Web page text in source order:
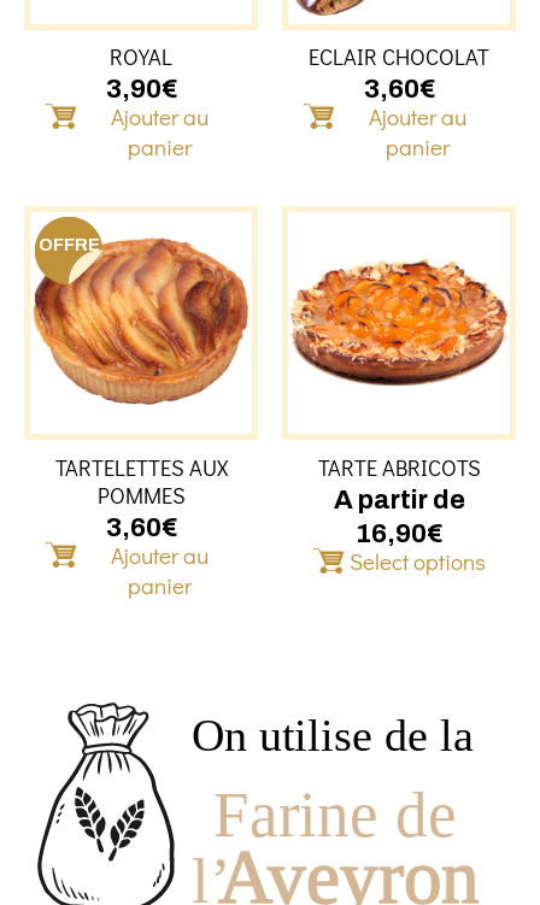
ROYAL
3,90€
Ajouter au
panier
ECLAIR CHOCOLAT
3,60€
Ajouter au
panier
OFFRE
TARTELETTES AUX
POMMES
3,60€
Ajouter au
panier
TARTE ABRICOTS
A partir de
16,90€
Select options
Ce
Les
être